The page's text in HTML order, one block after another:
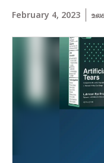
February 4, 2023